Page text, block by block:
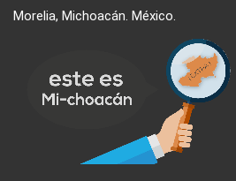
Morelia, Michoacán. México.